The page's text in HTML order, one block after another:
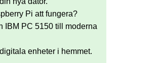
Pi att fungera?
IBM PC 5150 till moderna
enheter i hemmet.